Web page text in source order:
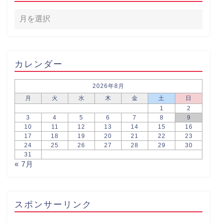
カレンダー
2026年8月
月
火 水 木 金 土
日
1
2
3
4 5 6 7 8
9
10
11 12 13 14 15
16
17
18 19 20 21 22
23
24
25 26 27 28 29
30
31
« 7月
スポンサーリンク